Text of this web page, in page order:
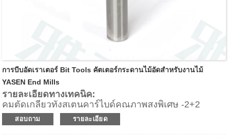
การบีบอัดเราเตอร์ Bit Tools คัตเตอร์กระดานไม้อัดสำหรับงานไม้
YASEN End Mills
รายละเอียดทางเทคนิค:
คมตัดเกลียวทังสเตนคาร์ไบด์คุณภาพสูงพิเศษ -2+2
(z2+2)
ให้การเคลือบที่ยอดเยี่ยมทั้งด้านบนและด้านล่างของชิ้น
สอบถาม รายละเอียด